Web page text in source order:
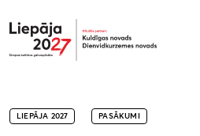
Liepāja2027
LIEPĀJA 2027 PASĀKUMI